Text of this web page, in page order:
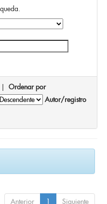
| Ordenar por
Autor/registro
Anterior 1 Siguiente